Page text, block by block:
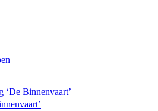
‘De Binnenvaart’